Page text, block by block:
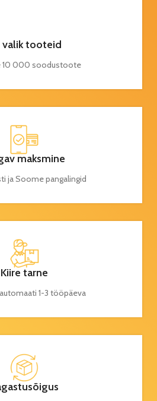
valik tooteid
10 000 soodustoote
maksmine
ja Soome pangalingid
Kiire tarne
1-3 tööpäeva